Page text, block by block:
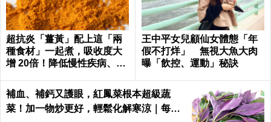
超抗炎「薑黃」配上這「兩
種食材」一起煮，吸收度大
增 20倍！降低慢性疾病、癌
王中平女兒顧仙女體態「年
假不打烊」 無視大魚大肉
曝「飲控、運動」秘訣
補血、補鈣又護眼，紅鳳菜根本超級蔬
菜！加一物炒更好，輕鬆化解寒涼｜每日